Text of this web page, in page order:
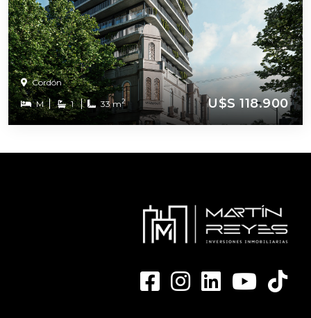
Cordón
M 1 33 m2 U$S 118.900